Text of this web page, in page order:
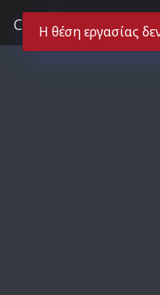
Η θέση εργασίας
computerades